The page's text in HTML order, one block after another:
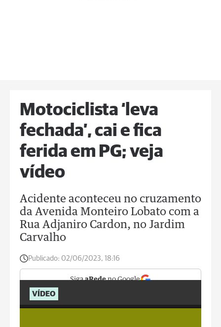
Motociclista ‘leva
fechada’, cai e fica
ferida em PG; veja
vídeo
Acidente aconteceu no cruzamento
da Avenida Monteiro Lobato com a
Rua Adjaniro Cardon, no Jardim
Carvalho
Publicado: 02/06/2023, 18:16
SigaaRedeno Google
VÍDEO